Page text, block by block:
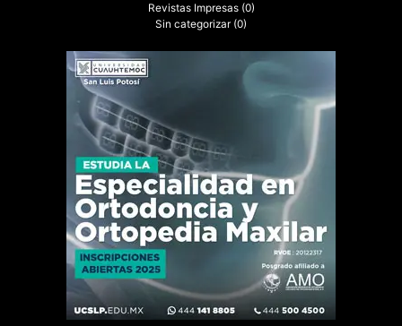
Revistas Impresas (0)
Sin categorizar (0)